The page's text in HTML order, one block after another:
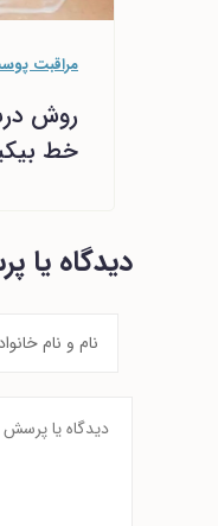
مراقبت
روش
خط
دیدگاه یا